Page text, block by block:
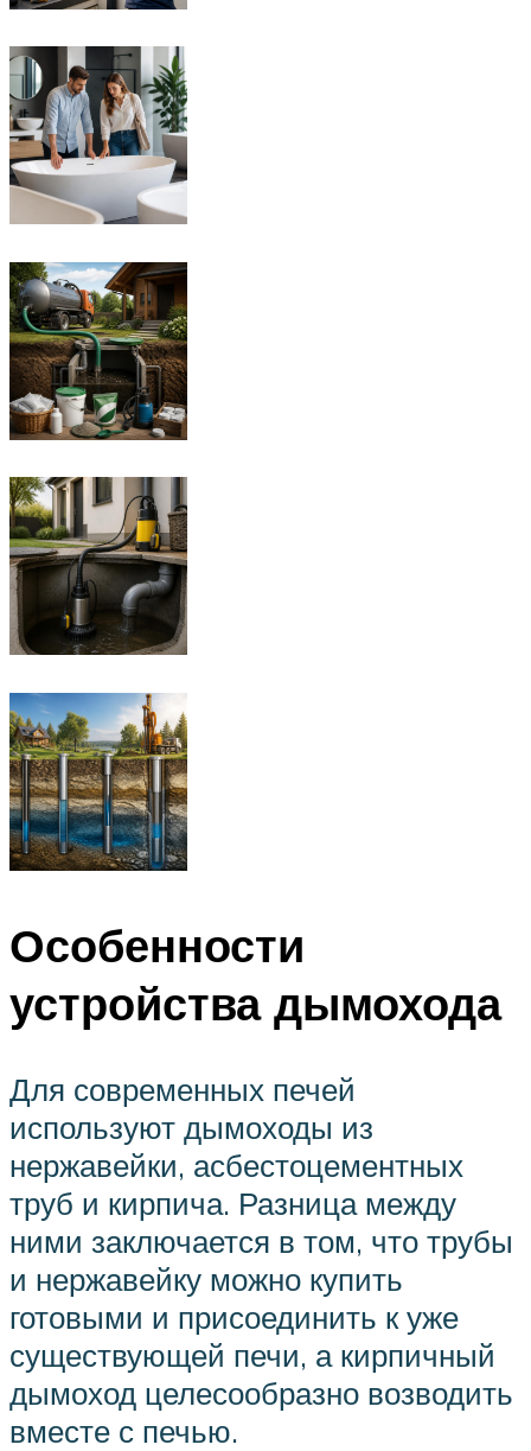
Особенности
устройства дымохода
Для современных печей
используют дымоходы из
нержавейки, асбестоцементных
труб и кирпича. Разница между
ними заключается в том, что трубы
и нержавейку можно купить
готовыми и присоединить к уже
существующей печи, а кирпичный
дымоход целесообразно возводить
вместе с печью.